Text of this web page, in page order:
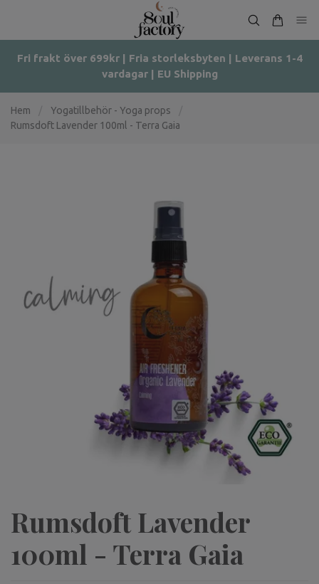
Fri frakt över 699kr | Fria storleksbyten | Leverans 1-4
vardagar | EU Shipping
Hem Yogatillbehör - Yoga props
Rumsdoft Lavender 100ml - Terra Gaia
Rumsdoft Lavender
100ml - Terra Gaia